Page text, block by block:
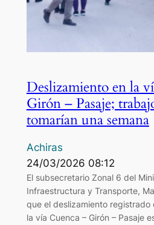
Deslizamiento en la
Girón – Pasaje;
tomarían una semana
Achiras
24/03/2026 08:12
El subsecretario Zonal 6 del
Infraestructura y Transporte,
que el deslizamiento
la vía Cuenca – Girón – Pasaje